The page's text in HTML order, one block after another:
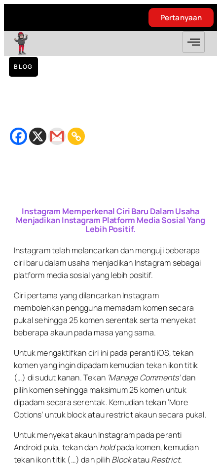
Pertanyaan
BLOG
Instagram Memperkenal Ciri Baru Dalam Usaha
Menjadikan Instagram Platform Media Sosial Yang
Lebih Positif.
Instagram telah melancarkan dan menguji beberapa
ciri baru dalam usaha menjadikan Instagram sebagai
platform media sosial yang lebih positif.
Ciri pertama yang dilancarkan Instagram
membolehkan pengguna memadam komen secara
pukal sehingga 25 komen serentak serta menyekat
beberapa akaun pada masa yang sama.
Untuk mengaktifkan ciri ini pada peranti iOS, tekan
komen yang ingin dipadam kemudian tekan ikon titik
(…) di sudut kanan. Tekan ‘Manage Comments’dan
pilih komen sehingga maksimum 25 komen untuk
dipadam secara serentak. Kemudian tekan ‘More
Options’ untuk block atau restrict akaun secara pukal.
Untuk menyekat akaun Instagram pada peranti
Android pula, tekan dan holdpada komen, kemudian
tekan ikon titik (…) dan pilihBlockatauRestrict.